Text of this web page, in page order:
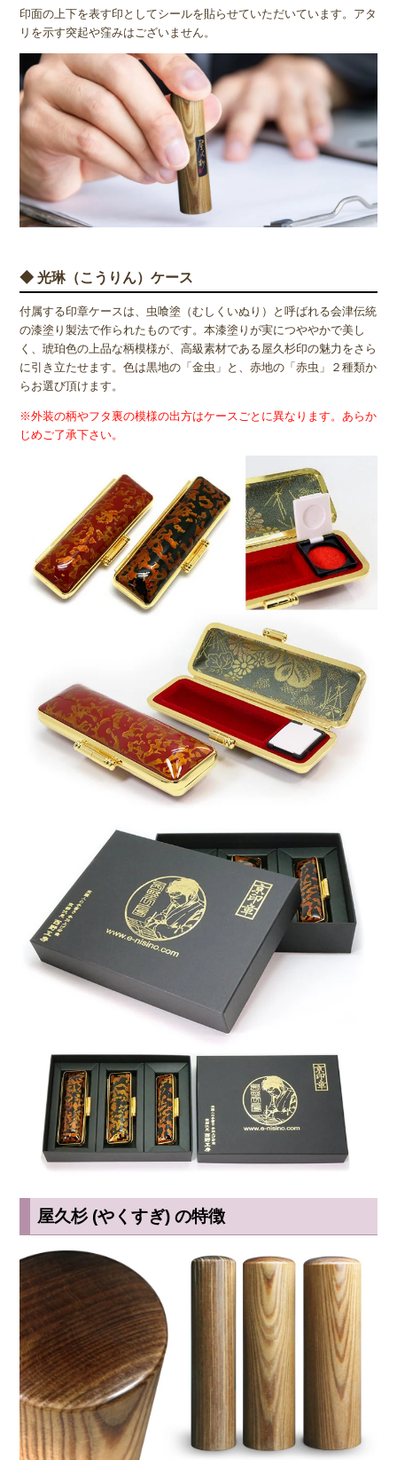
印面の上下を表す印としてシールを貼らせていただいています。アタ
リを示す突起や窪みはございません。
◆ 光琳（こうりん）ケース
付属する印章ケースは、虫喰塗（むしくいぬり）と呼ばれる会津伝統
の漆塗り製法で作られたものです。本漆塗りが実につややかで美し
く、琥珀色の上品な柄模様が、高級素材である屋久杉印の魅力をさら
に引き立たせます。色は黒地の「金虫」と、赤地の「赤虫」２種類か
らお選び頂けます。
※外装の柄やフタ裏の模様の出方はケースごとに異なります。あらか
じめご了承下さい。
屋久杉 (やくすぎ) の特徴